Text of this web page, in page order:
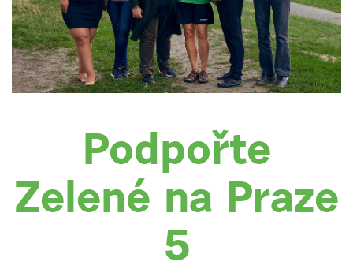
Podpořte
Zelené na Praze
5